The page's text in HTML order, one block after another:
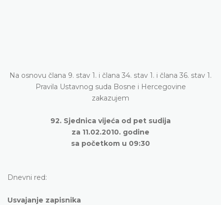
Na osnovu člana 9. stav 1. i člana 34. stav 1. i člana 36. stav 1.
Pravila Ustavnog suda Bosne i Hercegovine
zakazujem
92. Sjednica vijeća od pet sudija
za 11.02.2010. godine
sa početkom u 09:30
Dnevni red:
Usvajanje zapisnika